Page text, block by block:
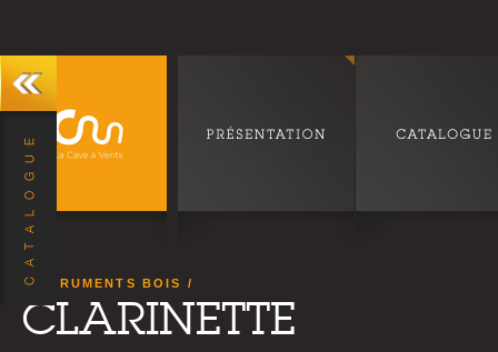
INSTRUMENTS BOIS
CLARINETTE